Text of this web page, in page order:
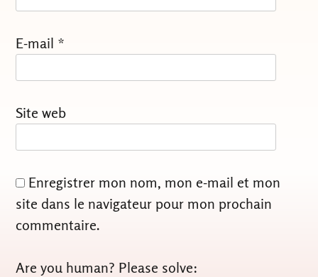
E-mail *
Site web
Enregistrer mon nom, mon e-mail et mon
site dans le navigateur pour mon prochain
commentaire.
Are you human? Please solve: